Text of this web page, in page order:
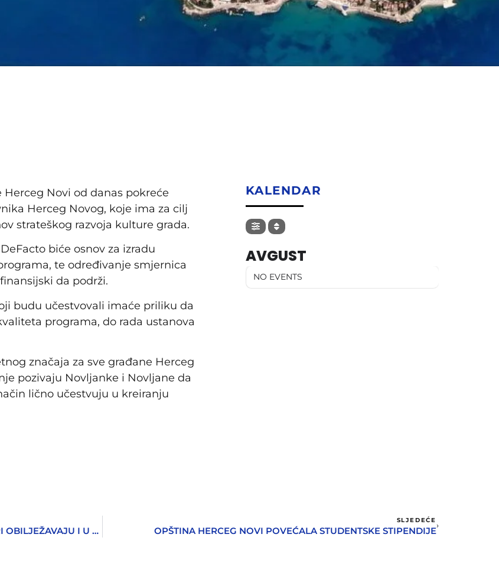
Novi od danas pokreće
Herceg Novog, koje ima za cilj
strateškog razvoja kulture grada.
biće osnov za izradu
te određivanje smjernica
da podrži.
budu učestvovali imaće priliku da
programa, do rada ustanova
značaja za sve građane Herceg
pozivaju Novljanke i Novljane da
lično učestvuju u kreiranju
KALENDAR
AVGUST
NO EVENTS
MEĐUNARODNI DAN ČIŠĆENJA OBALE VOLONTERI OBILJEŽAVAJU I U HERCEG NOVOM
SLJEDEĆE
OPŠTINA HERCEG NOVI POVEĆALA STUDENTSKE STIPENDIJE